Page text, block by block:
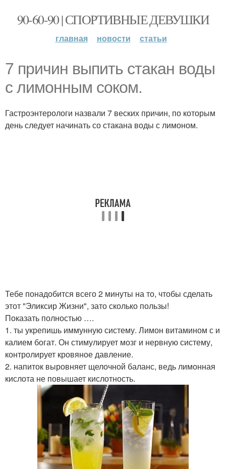
90-60-90 | СПОРТИВНЫЕ ДЕВУШКИ
главная новости статьи
7 причин выпить стакан воды
с лимонным соком.
Гастроэнтерологи назвали 7 веских причин, по которым
день следует начинать со стакана воды с лимоном.
Тебе понадобится всего 2 минуты на то, чтобы сделать
этот "Эликсир Жизни", зато сколько пользы!
Показать полностью ….
1. ты укрепишь иммунную систему. Лимон витамином с и
калием богат. Он стимулирует мозг и нервную систему,
контролирует кровяное давление.
2. напиток выровняет щелочной баланс, ведь лимонная
кислота не повышает кислотность.